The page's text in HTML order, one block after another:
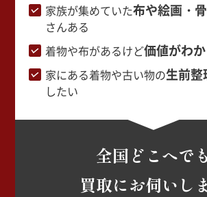
家族が集めていた布や絵画・
さんある
着物や布があるけど価値がわ
家にある着物や古い物の生前整
したい
全国どこへでも
買取にお伺いし